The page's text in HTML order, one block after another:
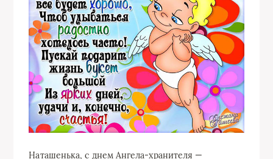
Наташенька, с днем Ангела-хранителя —